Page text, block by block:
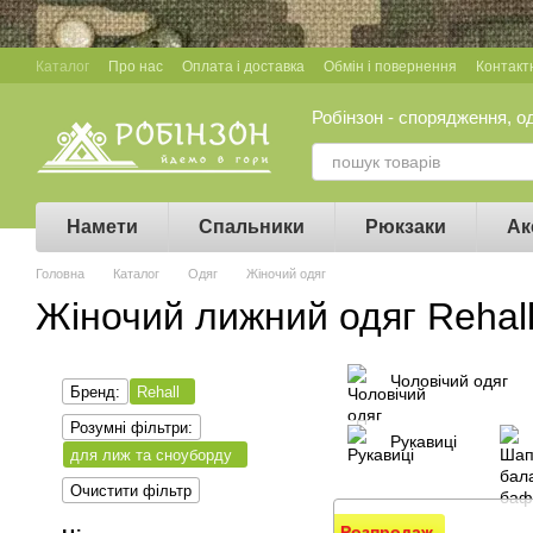
Перейти до основного контенту
Каталог Про нас Оплата і доставка Обмін і повернення
Робінзон - спорядження,
Намети Спальники Рюкзаки
Головна Каталог Одяг Жіночий одяг
Жіночий лижний одяг
Чоловічий одяг
Рукавиці
Бренд:
Rehall
Розумні фільтри:
для лиж та сноуборду
Очистити фільтр